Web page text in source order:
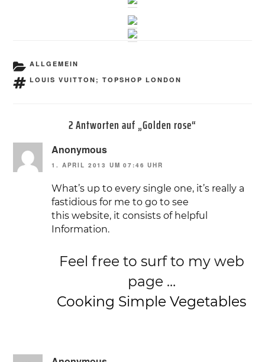
KATEGORIEN
ALLGEMEIN
SCHLAGWÖRTER
LOUIS VUITTON; TOPSHOP LONDON
2 Antworten auf „Golden rose“
Anonymous
1. APRIL 2013 UM 07:46 UHR
What’s up to every single one, it’s really a
fastidious for me to go to see
this website, it consists of helpful
Information.
Feel free to surf to my web
page …
Cooking Simple Vegetables